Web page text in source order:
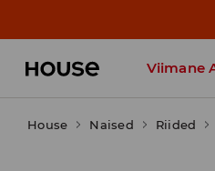
Viimane
House Naised Riided